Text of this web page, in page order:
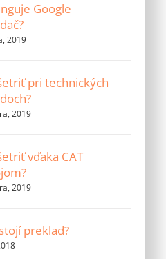
Google
2019
pri technických
2019
vďaka CAT
2019
preklad?